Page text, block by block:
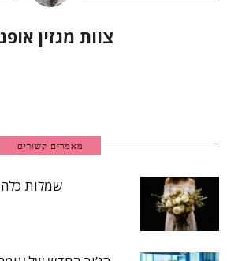
צוות מגזין
מאמרים קשורים
שמלות